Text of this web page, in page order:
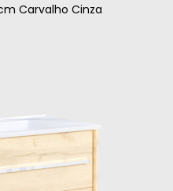
Carvalho Cinza